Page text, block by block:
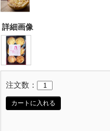
詳細画像
注文数：
カートに入れる